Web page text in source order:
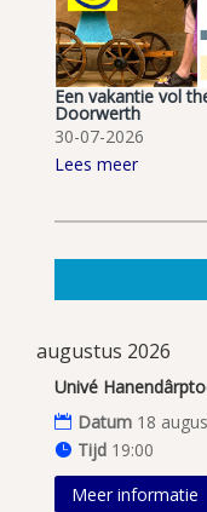
Een vakantie vol
Doorwerth
30-07-2026
Lees meer
augustus 2026
Univé
Datum 18
Tijd 19:00
Meer informatie